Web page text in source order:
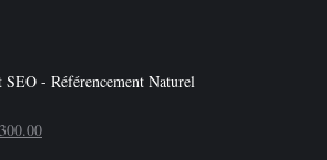
SEO - Référencement Naturel
300.00Le